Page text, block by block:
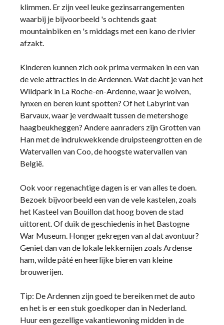
klimmen. Er zijn veel leuke gezinsarrangementen
waarbij je bijvoorbeeld 's ochtends gaat
mountainbiken en 's middags met een kano de rivier
afzakt.
Kinderen kunnen zich ook prima vermaken in een van
de vele attracties in de Ardennen. Wat dacht je van het
Wildpark in La Roche-en-Ardenne, waar je wolven,
lynxen en beren kunt spotten? Of het Labyrint van
Barvaux, waar je verdwaalt tussen de metershoge
haagbeukheggen? Andere aanraders zijn Grotten van
Han met de indrukwekkende druipsteengrotten en de
Watervallen van Coo, de hoogste watervallen van
België.
Ook voor regenachtige dagen is er van alles te doen.
Bezoek bijvoorbeeld een van de vele kastelen, zoals
het Kasteel van Bouillon dat hoog boven de stad
uittorent. Of duik de geschiedenis in het Bastogne
War Museum. Honger gekregen van al dat avontuur?
Geniet dan van de lokale lekkernijen zoals Ardense
ham, wilde pâté en heerlijke bieren van kleine
brouwerijen.
Tip: De Ardennen zijn goed te bereiken met de auto
en het is er een stuk goedkoper dan in Nederland.
Huur een gezellige vakantiewoning midden in de